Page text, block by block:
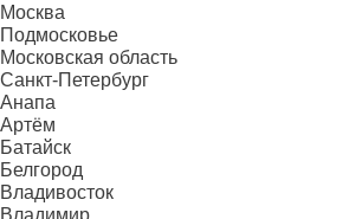
Москва
Подмосковье
Московская область
Санкт-Петербург
Анапа
Артём
Батайск
Белгород
Владивосток
Владимир